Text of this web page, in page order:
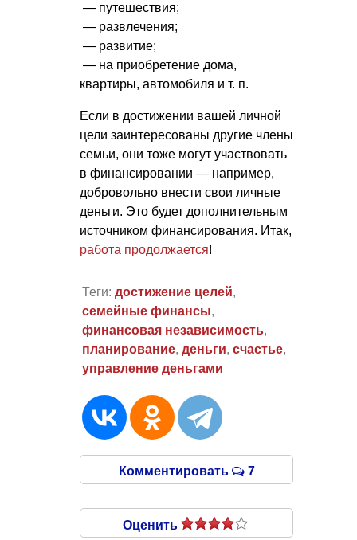
— путешествия;
— развлечения;
— развитие;
— на приобретение дома,
квартиры, автомобиля и т. п.
Если в достижении вашей личной
цели заинтересованы другие члены
семьи, они тоже могут участвовать
в финансировании — например,
добровольно внести свои личные
деньги. Это будет дополнительным
источником финансирования. Итак,
работа продолжается!
Теги: достижение целей,
семейные финансы,
финансовая независимость,
планирование, деньги, счастье,
управление деньгами
Комментировать 7
Оценить